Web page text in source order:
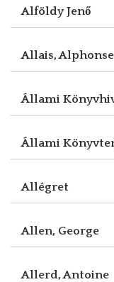
Alföldy Jenő
Allais, Alphonse
Állami
Állami
Allégret
Allen, George
Allerd, Antoine